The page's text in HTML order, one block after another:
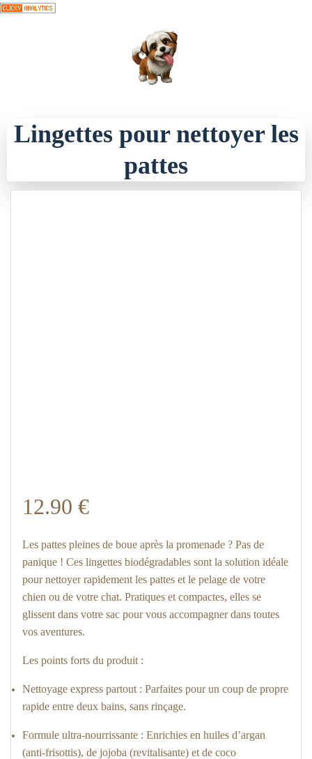
Lingettes pour nettoyer les
pattes
12.90 €
Les pattes pleines de boue après la promenade ? Pas de
panique ! Ces lingettes biodégradables sont la solution idéale
pour nettoyer rapidement les pattes et le pelage de votre
chien ou de votre chat. Pratiques et compactes, elles se
glissent dans votre sac pour vous accompagner dans toutes
vos aventures.
Les points forts du produit :
Nettoyage express partout : Parfaites pour un coup de propre
rapide entre deux bains, sans rinçage.
Formule ultra-nourrissante : Enrichies en huiles d’argan
(anti-frisottis), de jojoba (revitalisante) et de coco